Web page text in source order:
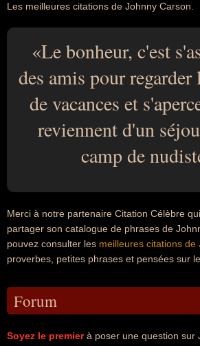
Les meilleures citations de Johnny Carson.
Le bonheur, c'est
des amis pour regarder
de vacances et
reviennent d'un
camp de
Merci à notre partenaire Citation Célèbre
partager son catalogue de phrases de
pouvez consulter les meilleures citations de
proverbes, petites phrases et pensées sur
Forum
Soyez le premierà poser une question sur